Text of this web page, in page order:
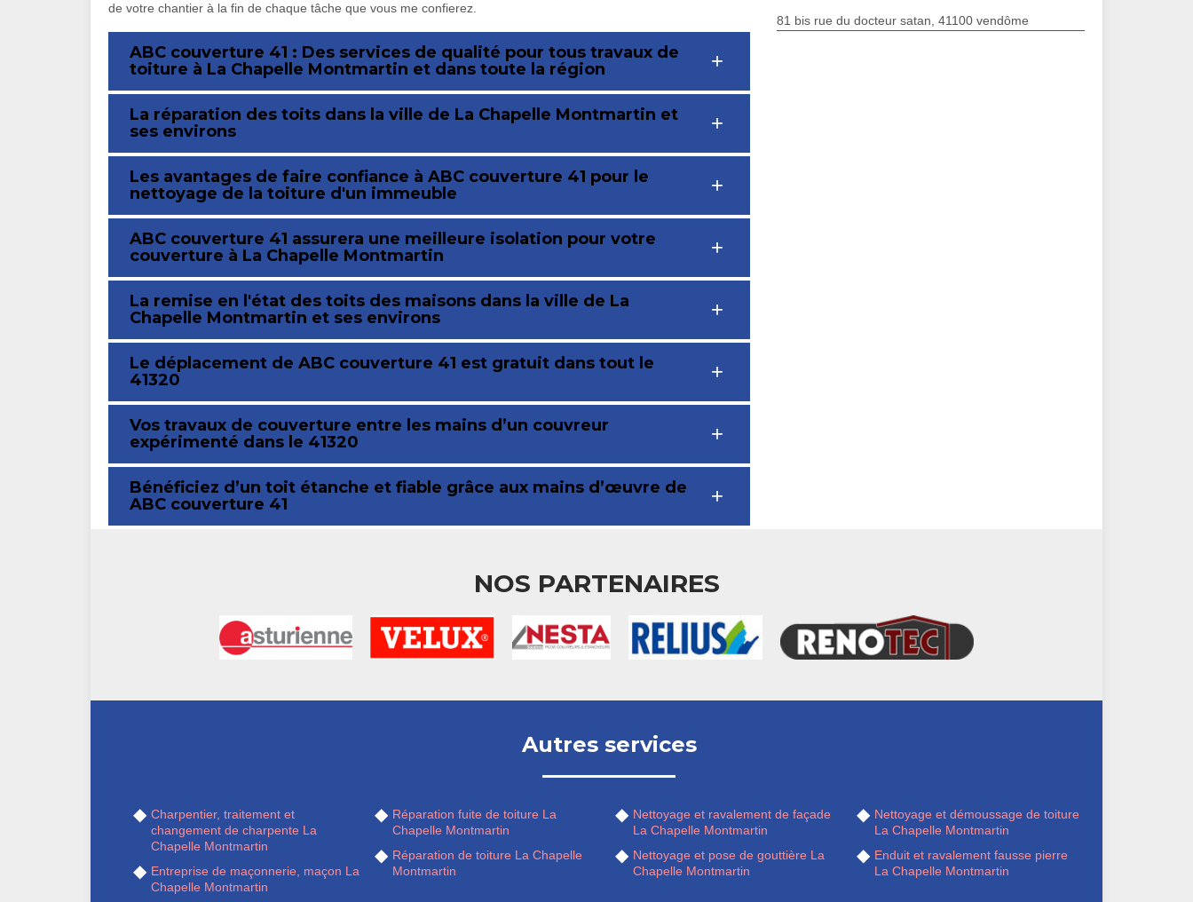
de votre chantier à la fin de chaque tâche que vous me confierez.
ABC couverture 41 : Des services de qualité pour tous travaux de
toiture à La Chapelle Montmartin et dans toute la région
La réparation des toits dans la ville de La Chapelle Montmartin et
ses environs
Les avantages de faire confiance à ABC couverture 41 pour le
nettoyage de la toiture d'un immeuble
ABC couverture 41 assurera une meilleure isolation pour votre
couverture à La Chapelle Montmartin
La remise en l'état des toits des maisons dans la ville de La
Chapelle Montmartin et ses environs
Le déplacement de ABC couverture 41 est gratuit dans tout le
41320
Vos travaux de couverture entre les mains d’un couvreur
expérimenté dans le 41320
Bénéficiez d’un toit étanche et fiable grâce aux mains d’œuvre de
ABC couverture 41
81 bis rue du docteur satan, 41100 vendôme
NOS PARTENAIRES
Autres services
Charpentier, traitement et
changement de charpente La
Chapelle Montmartin
Entreprise de maçonnerie, maçon La
Chapelle Montmartin
Réparation fuite de toiture La
Chapelle Montmartin
Réparation de toiture La Chapelle
Montmartin
Nettoyage et ravalement de façade
La Chapelle Montmartin
Nettoyage et pose de gouttière La
Chapelle Montmartin
Nettoyage et démoussage de toiture
La Chapelle Montmartin
Enduit et ravalement fausse pierre
La Chapelle Montmartin